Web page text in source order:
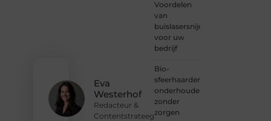
Eva
Westerhof
Redacteur &
Contentstrateeg
Voordelen
van
buislasersnijden
voor uw
bedrijf
Bio-
sfeerhaarden
onderhouden
zonder
zorgen